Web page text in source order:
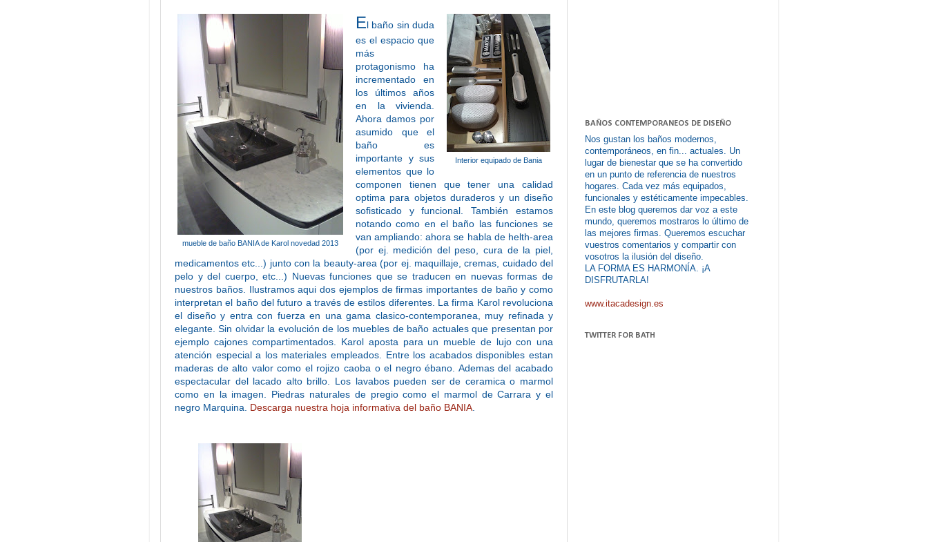
mueble de baño BANIA de Karol novedad 2013
Interior equipado de Bania
El baño sin duda
es el espacio que
más
protagonismo ha
incrementado en
los últimos años
en la vivienda.
Ahora damos por
asumido que el
baño es
importante y sus
elementos que lo
componen tienen que tener una calidad
optima para objetos duraderos y un diseño
sofisticado y funcional. También estamos
notando como en el baño las funciones se
van ampliando: ahora se habla de helth-area
(por ej. medición del peso, cura de la piel,
medicamentos etc...) junto con la beauty-area (por ej. maquillaje, cremas, cuidado del
pelo y del cuerpo, etc...) Nuevas funciones que se traducen en nuevas formas de
nuestros baños. Ilustramos aqui dos ejemplos de firmas importantes de baño y como
interpretan el baño del futuro a través de estilos diferentes. La firma Karol revoluciona
el diseño y entra con fuerza en una gama clasico-contemporanea, muy refinada y
elegante. Sin olvidar la evolución de los muebles de baño actuales que presentan por
ejemplo cajones compartimentados. Karol aposta para un mueble de lujo con una
atención especial a los materiales empleados. Entre los acabados disponibles estan
maderas de alto valor como el rojizo caoba o el negro ébano. Ademas del acabado
espectacular del lacado alto brillo. Los lavabos pueden ser de ceramica o marmol
como en la imagen. Piedras naturales de pregio como el marmol de Carrara y el
negro Marquina. Descarga nuestra hoja informativa del baño BANIA
BAÑOS CONTEMPORANEOS DE DISEÑO
Nos gustan los baños modernos,
contemporáneos, en fin... actuales. Un
lugar de bienestar que se ha convertido
en un punto de referencia de nuestros
hogares. Cada vez más equipados,
funcionales y estéticamente impecables.
En este blog queremos dar voz a este
mundo, queremos mostraros lo último de
las mejores firmas. Queremos escuchar
vuestros comentarios y compartir con
vosotros la ilusión del diseño.
LA FORMA ES HARMONÍA. ¡A
DISFRUTARLA!
www.itacadesign.es
TWITTER FOR BATH